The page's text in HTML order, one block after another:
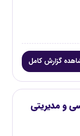
گزارش کامل
و مدیریتی